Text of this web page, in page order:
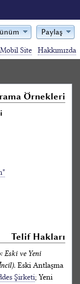
Paylaş
Mobil Site Hakkımızda
Örnekleri
Telif Hakları
Eski ve Yeni
Eski Antlaşma
Şirketi; Yeni